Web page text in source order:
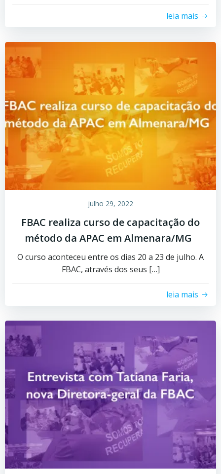
leia mais
julho 29, 2022
FBAC realiza curso de capacitação do
método da APAC em Almenara/MG
O curso aconteceu entre os dias 20 a 23 de julho. A
FBAC, através dos seus […]
leia mais